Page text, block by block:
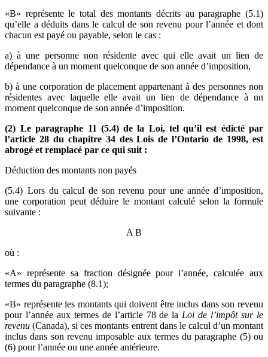
«B» représente le total des montants décrits au paragraphe (5.1)
qu’elle a déduits dans le calcul de son revenu pour l’année et dont
chacun est payé ou payable, selon le cas :
a) à une personne non résidente avec qui elle avait un lien de
dépendance à un moment quelconque de son année d’imposition,
b) à une corporation de placement appartenant à des personnes non
résidentes avec laquelle elle avait un lien de dépendance à un
moment quelconque de son année d’imposition.
(2) Le paragraphe 11 (5.4) de la Loi, tel qu’il est édicté par
l’article 28 du chapitre 34 des Lois de l’Ontario de 1998, est
abrogé et remplacé par ce qui suit :
Déduction des montants non payés
(5.4) Lors du calcul de son revenu pour une année d’imposition,
une corporation peut déduire le montant calculé selon la formule
suivante :
A B
où :
«A» représente sa fraction désignée pour l’année, calculée aux
termes du paragraphe (8.1);
«B» représente les montants qui doivent être inclus dans son revenu
pour l’année aux termes de l’article 78 de la Loi de l’impôt sur le
revenu (Canada), si ces montants entrent dans le calcul d’un montant
inclus dans son revenu imposable aux termes du paragraphe (5) ou
(6) pour l’année ou une année antérieure.